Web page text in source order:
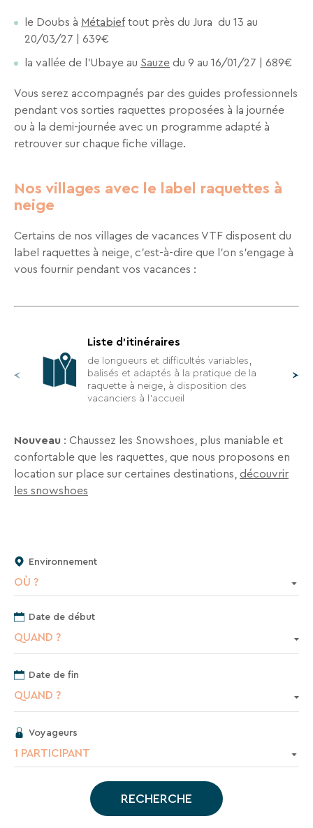
le Doubs à Métabieftout près du Jura du 13 au
20/03/27 | 639€
la vallée de l’Ubaye au Sauzedu 9 au 16/01/27 | 689€
Vous serez accompagnés par des guides professionnels
pendant vos sorties raquettes proposées à la journée
ou à la demi-journée avec un programme adapté à
retrouver sur chaque fiche village.
Nos villages avec le label raquettes à
neige
Certains de nos villages de vacances VTF disposent du
label raquettes à neige, c’est-à-dire que l'on s’engage à
vous fournir pendant vos vacances :
Liste d'itinéraires
de longueurs et difficultés variables,
balisés et adaptés à la pratique de la
raquette à neige, à disposition des
vacanciers à l'accueil
Nouveau : Chaussez les Snowshoes, plus maniable et
confortable que les raquettes, que nous proposons en
location sur place sur certaines destinations,découvrir
les snowshoes
Environnement
OÙ ?
Date de début
QUAND ?
Date de fin
QUAND ?
Voyageurs
1 PARTICIPANT
RECHERCHE
votre
boîte
mail,
les
nouveautés,
bons
plans,
de
séjours
conseils
pratiques
pour
préparer
vacances.
mail
adresse
email
de
recevoir
de
VTF.
Vous
vous
à